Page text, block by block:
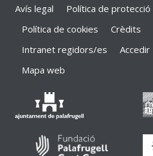
Avís legal
Política de
Política de cookies
Crèdits
Intranet regidors/es
Accedir
Mapa web